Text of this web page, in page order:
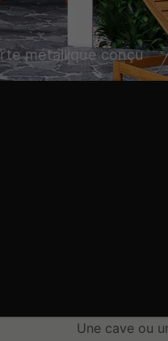
métallique conçu
Une cave ou